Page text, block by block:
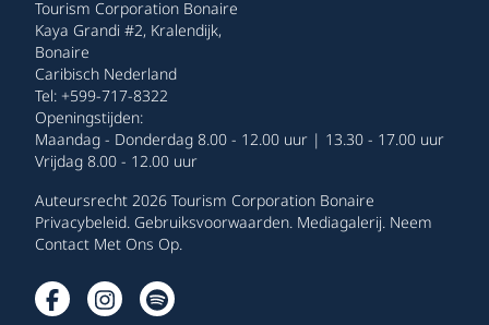
Tourism Corporation Bonaire
Kaya Grandi #2, Kralendijk,
Bonaire
Caribisch Nederland
Tel: +599-717-8322
Openingstijden:
Maandag - Donderdag 8.00 - 12.00 uur | 13.30 - 17.00 uur
Vrijdag 8.00 - 12.00 uur
Auteursrecht 2026 Tourism Corporation Bonaire
Privacybeleid. Gebruiksvoorwaarden. Mediagalerij. Neem
Contact Met Ons Op.